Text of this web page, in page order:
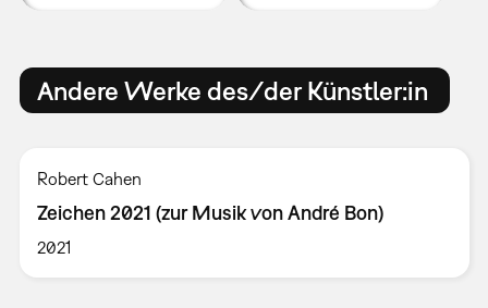
Andere Werke des/der Künstler:in
Robert Cahen
Zeichen 2021 (zur Musik von André Bon)
2021